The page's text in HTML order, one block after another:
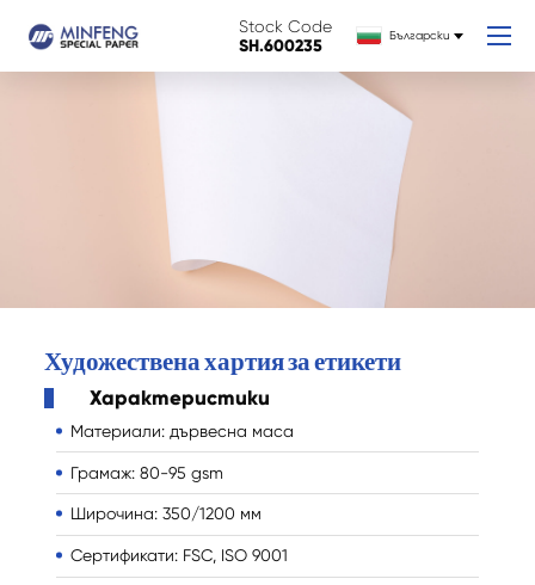
Stock Code
SH.600235 Български
Художествена хартия за етикети
Характеристики
Материали: дървесна маса
Грамаж: 80-95 gsm
Широчина: 350/1200 мм
Сертификати: FSC, ISO 9001